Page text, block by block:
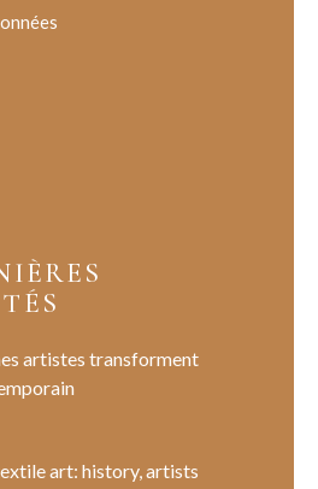
artistes transforment
art: history, artists